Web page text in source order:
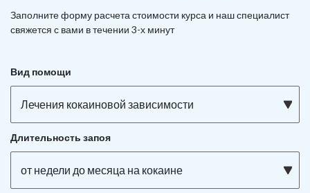
Заполните форму расчета стоимости курса и наш специалист
свяжется с вами в течении 3-х минут
Вид помощи
Лечения кокаиновой зависимости
Длительность запоя
от недели до месяца на кокаине